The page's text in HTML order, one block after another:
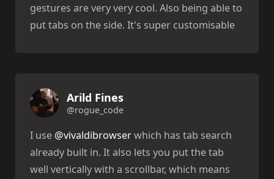
gestures are very very cool. Also being able to
put tabs on the side. It's super customisable
Arild Fines
@rogue_code
I use @vivaldibrowserwhich has tab search
already built in. It also lets you put the tab
well vertically with a scrollbar, which means